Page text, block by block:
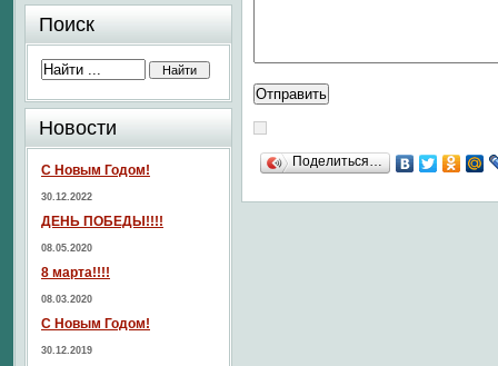
Поделиться…
Поиск
Новости
С Новым Годом!
30.12.2022
ДЕНЬ ПОБЕДЫ!!!!
08.05.2020
8 марта!!!!
08.03.2020
С Новым Годом!
30.12.2019